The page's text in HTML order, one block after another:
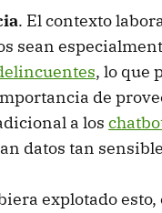
. El contexto
sean
, lo que
de
a los
datos tan
explotado esto,